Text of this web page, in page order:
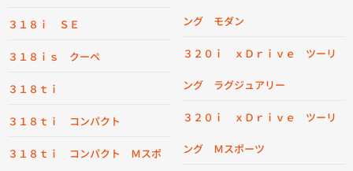
３１８ｉ ＳＥ
３１８ｉｓ クーペ
３１８ｔｉ
３１８ｔｉ コンパクト
３１８ｔｉ コンパクト Ｍスポ
ング モダン
３２０ｉ ｘＤｒｉｖｅ ツーリ
ング ラグジュアリー
３２０ｉ ｘＤｒｉｖｅ ツーリ
ング Ｍスポーツ